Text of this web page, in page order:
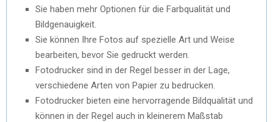
Sie haben mehr Optionen für die Farbqualität und
Bildgenauigkeit.
Sie können Ihre Fotos auf spezielle Art und Weise
bearbeiten, bevor Sie gedruckt werden.
Fotodrucker sind in der Regel besser in der Lage,
verschiedene Arten von Papier zu bedrucken.
Fotodrucker bieten eine hervorragende Bildqualität und
können in der Regel auch in kleinerem Maßstab